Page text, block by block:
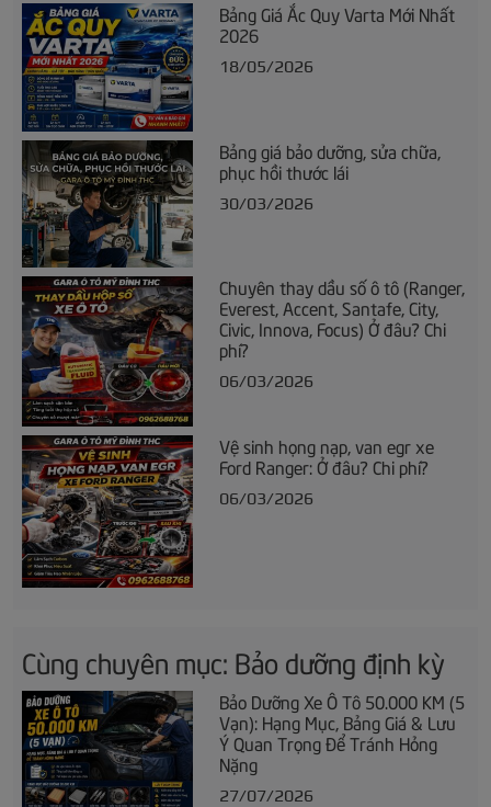
Bảng Giá Ắc Quy Varta Mới Nhất
2026
18/05/2026
Bảng giá bảo dưỡng, sửa chữa,
phục hồi thước lái
30/03/2026
Chuyên thay dầu số ô tô (Ranger,
Everest, Accent, Santafe, City,
Civic, Innova, Focus) Ở đâu? Chi
phí?
06/03/2026
Vệ sinh họng nạp, van egr xe
Ford Ranger: Ở đâu? Chi phí?
06/03/2026
Cùng chuyên mục: Bảo dưỡng định kỳ
Bảo Dưỡng Xe Ô Tô 50.000 KM (5
Vạn): Hạng Mục, Bảng Giá & Lưu
Ý Quan Trọng Để Tránh Hỏng
Nặng
27/07/2026